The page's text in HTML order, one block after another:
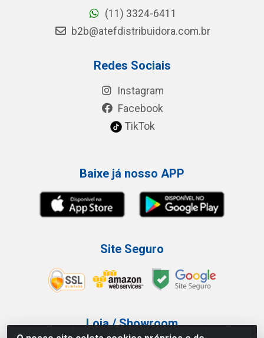
(11) 3324-6411
b2b@atefdistribuidora.com.br
Redes Sociais
Instagram
Facebook
TikTok
Baixe já nosso APP
Site Seguro
Loja / Showroom